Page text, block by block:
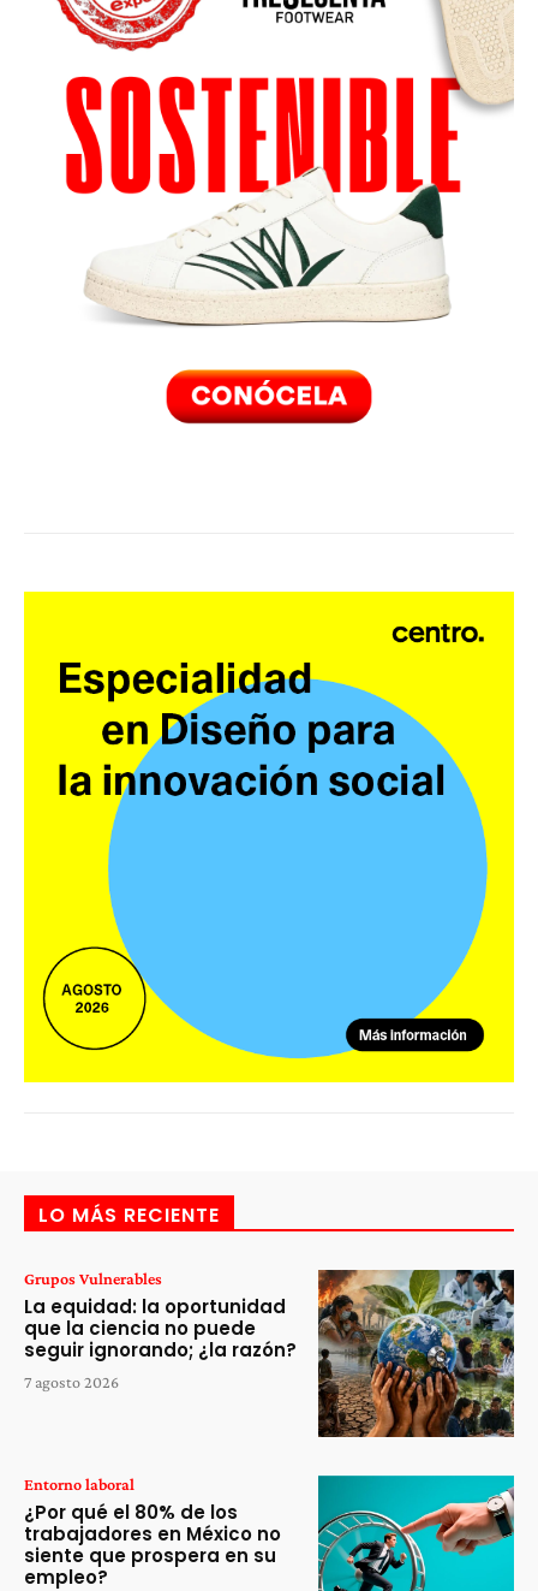
LO MÁS RECIENTE
Grupos Vulnerables
La equidad: la oportunidad
que la ciencia no puede
seguir ignorando; ¿la razón?
7 agosto 2026
Entorno laboral
¿Por qué el 80% de los
trabajadores en México no
siente que prospera en su
empleo?